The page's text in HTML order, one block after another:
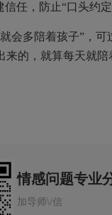
任，防止“口头约
多陪着孩子”，可
的，就算每天就陪
情感问题专业
加导师\/信